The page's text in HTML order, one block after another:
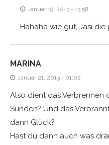
Januar 19, 2013 - 13:58
Hahaha wie gut, Jasi
MARINA
Januar 21, 2013 - 01:02
Also dient das Verbrennen
Sünden? Und das
dann Glück?
Hast du dann auch was